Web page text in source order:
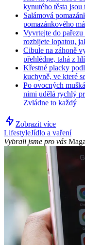
kynutého těsta
Salámová
pomazánkového
Vyvrtejte do
rozbijete lopatou,
Cibule na záhoně
přehlédne, tahá z
Křestné placky
kuchyně, ve které
Po ovocných
nimi udělá rychlý
Zvládne to každý
Zobrazit více
LifestyleJídlo a vaření
Vybrali jsme pro vás